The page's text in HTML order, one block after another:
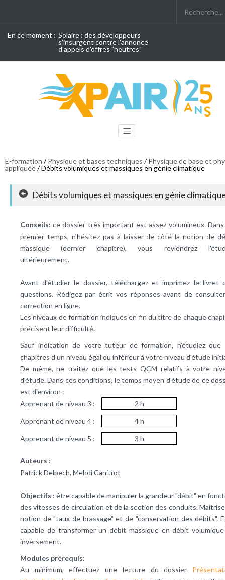
En ce moment : Solaire : des développeurs
s'insurgent contre l'annonce
d'appels d'offres "neutres"
E-formation /Physique et bases techniques /Physique de base et
appliquée/ Débits volumiques et massiques en génie climatique
Débits volumiques et massiques en génie
Conseils:ce dossier très important est assez volumineux.
premier temps, n'hésitez pas à laisser de côté la notion de
massique (dernier chapitre), vous reviendrez
ultérieurement.
Avant d'étudier le dossier, téléchargez et imprimez le livret
questions. Rédigez par écrit vos réponses avant de
correction en ligne.
Les niveaux de formation indiqués en fin du titre de chaque
précisent leur difficulté.
Sauf indication de votre tuteur de formation, n'étudiez que
chapitres d'un niveau égal ou inférieur à votre niveau d'étude
De même, ne traitez que les tests QCM relatifs à votre
d'étude. Dans ces conditions, le temps moyen d'étude de ce
est d'environ :
Apprenant de niveau 3 :
2 h
Apprenant de niveau 4 : 4 h
Apprenant de niveau 5 : 3 h
Auteurs :
Patrick Delpech, Mehdi Canitrot
Objectifs : être capable de manipuler la grandeur "débit" en
des vitesses de circulation et de la section des conduits.
notion de "taux de brassage" et de "conservation des débits".
capable de transformer un débit massique en débit
inversement.
Modules prérequis:
Au minimum, effectuez une lecture du dossier